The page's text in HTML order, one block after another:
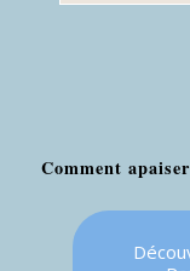
Comment